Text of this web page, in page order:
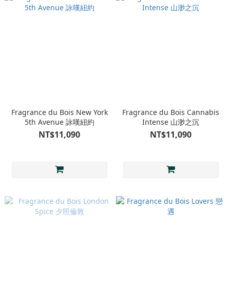
Fragrance du Bois New York
5th Avenue 詠嘆紐約
NT$11,090
Fragrance du Bois Cannabis
Intense 山渺之沉
NT$11,090